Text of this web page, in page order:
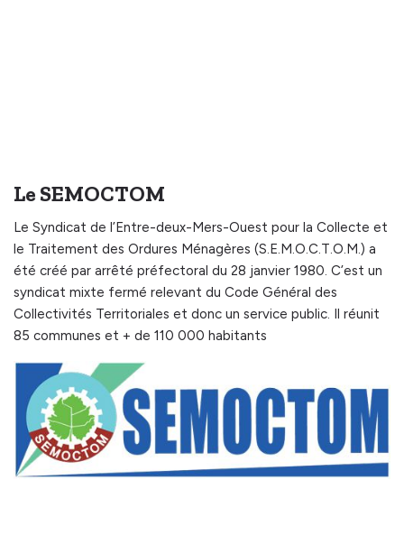
Le SEMOCTOM
Le Syndicat de l’Entre-deux-Mers-Ouest pour la Collecte et
le Traitement des Ordures Ménagères (S.E.M.O.C.T.O.M.) a
été créé par arrêté préfectoral du 28 janvier 1980. C’est un
syndicat mixte fermé relevant du Code Général des
Collectivités Territoriales et donc un service public. Il réunit
85 communes et + de 110 000 habitants